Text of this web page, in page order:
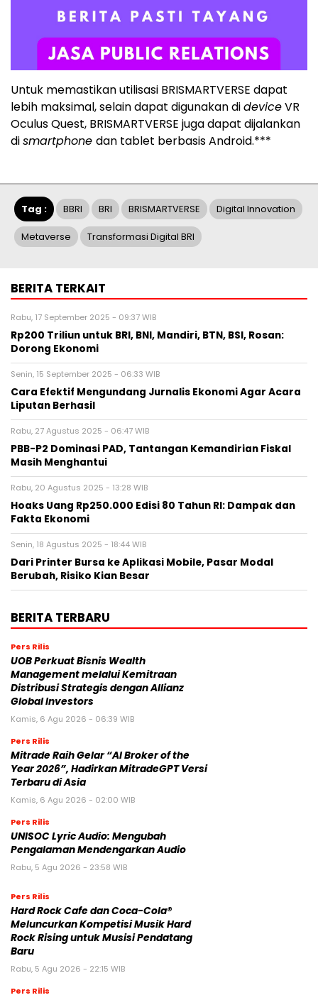
Untuk memastikan utilisasi BRISMARTVERSE dapat
lebih maksimal, selain dapat digunakan dideviceVR
Oculus Quest, BRISMARTVERSE juga dapat dijalankan
dismartphone dan tablet berbasis Android.***
Tag : BBRI BRI BRISMARTVERSE Digital Innovation
Metaverse Transformasi Digital BRI
BERITA TERKAIT
Rabu, 17 September 2025 - 09:37 WIB
Rp200 Triliun untuk BRI, BNI, Mandiri, BTN, BSI, Rosan:
Dorong Ekonomi
Senin, 15 September 2025 - 06:33 WIB
Cara Efektif Mengundang Jurnalis Ekonomi Agar Acara
Liputan Berhasil
Rabu, 27 Agustus 2025 - 06:47 WIB
PBB-P2 Dominasi PAD, Tantangan Kemandirian Fiskal
Masih Menghantui
Rabu, 20 Agustus 2025 - 13:28 WIB
Hoaks Uang Rp250.000 Edisi 80 Tahun RI: Dampak dan
Fakta Ekonomi
Senin, 18 Agustus 2025 - 18:44 WIB
Dari Printer Bursa ke Aplikasi Mobile, Pasar Modal
Berubah, Risiko Kian Besar
BERITA TERBARU
Pers Rilis
UOB Perkuat Bisnis Wealth
Management melalui Kemitraan
Distribusi Strategis dengan Allianz
Global Investors
Kamis, 6 Agu 2026 - 06:39 WIB
Pers Rilis
Mitrade Raih Gelar “AI Broker of the
Year 2026”, Hadirkan MitradeGPT Versi
Terbaru di Asia
Kamis, 6 Agu 2026 - 02:00 WIB
Pers Rilis
UNISOC Lyric Audio: Mengubah
Pengalaman Mendengarkan Audio
Rabu, 5 Agu 2026 - 23:58 WIB
Pers Rilis
Hard Rock Cafe dan Coca-Cola®
Meluncurkan Kompetisi Musik Hard
Rock Rising untuk Musisi Pendatang
Baru
Rabu, 5 Agu 2026 - 22:15 WIB
Pers Rilis